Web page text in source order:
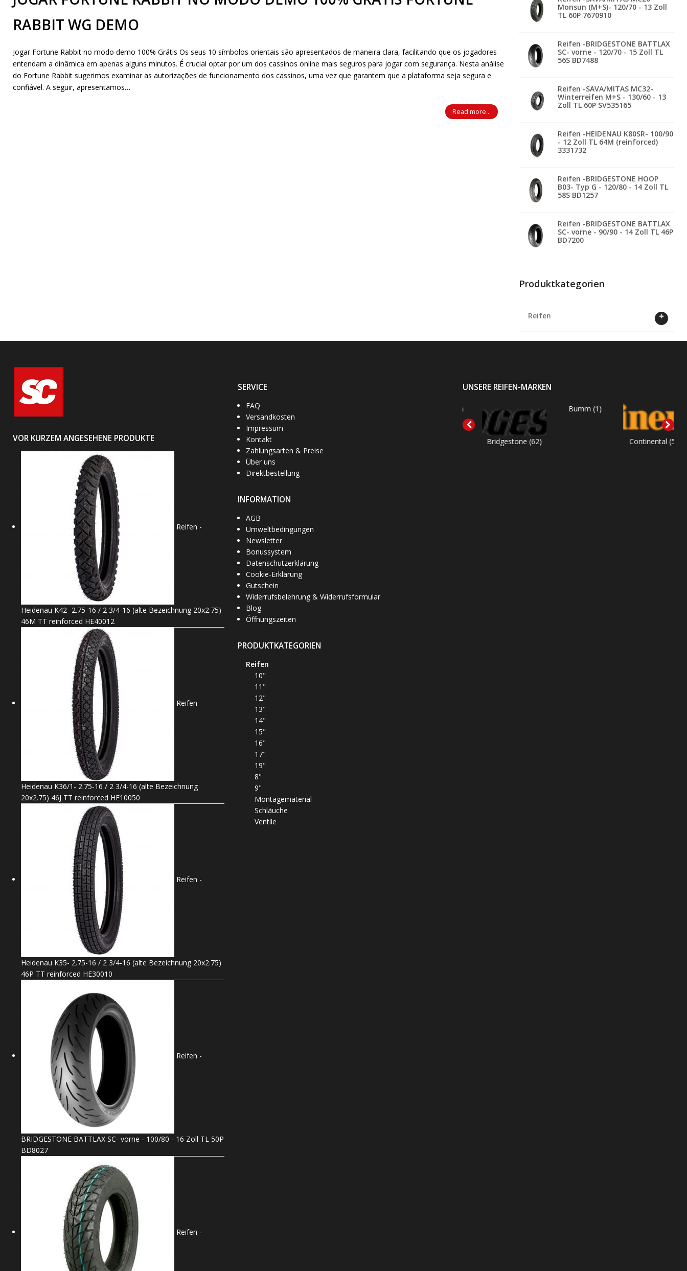
RABBIT WG DEMO
Jogar Fortune Rabbit no modo demo 100% Grátis Os seus 10 símbolos orientais são apresentados de maneira clara, facilitando que os jogadores
entendam a dinâmica em apenas alguns minutos. É crucial optar por um dos cassinos online mais seguros para jogar com segurança. Nesta análise
do Fortune Rabbit sugerimos examinar as autorizações de funcionamento dos cassinos, uma vez que garantem que a plataforma seja segura e
confiável. A seguir, apresentamos…
Read more...
Monsun (M+S)- 120/70 - 13 Zoll
TL 60P 7670910
Reifen -BRIDGESTONE BATTLAX
SC- vorne - 120/70 - 15 Zoll TL
56S BD7488
Reifen -SAVA/MITAS MC32-
Winterreifen M+S - 130/60 - 13
Zoll TL 60P SV535165
Reifen -HEIDENAU K80SR- 100/90
- 12 Zoll TL 64M (reinforced)
3331732
Reifen -BRIDGESTONE HOOP
B03- Typ G - 120/80 - 14 Zoll TL
58S BD1257
Reifen -BRIDGESTONE BATTLAX
SC- vorne - 90/90 - 14 Zoll TL 46P
BD7200
Produktkategorien
Reifen
VOR KURZEM ANGESEHENE PRODUKTE
Reifen -
Heidenau K42- 2.75-16 / 2 3/4-16 (alte Bezeichnung 20x2.75)
46M TT reinforced HE40012
Reifen -
Heidenau K36/1- 2.75-16 / 2 3/4-16 (alte Bezeichnung
20x2.75) 46J TT reinforced HE10050
Reifen -
Heidenau K35- 2.75-16 / 2 3/4-16 (alte Bezeichnung 20x2.75)
46P TT reinforced HE30010
Reifen -
BRIDGESTONE BATTLAX SC- vorne - 100/80 - 16 Zoll TL 50P
BD8027
Reifen -
SERVICE
FAQ
Versandkosten
Impressum
Kontakt
Zahlungsarten & Preise
Über uns
Direktbestellung
INFORMATION
AGB
Umweltbedingungen
Newsletter
Bonussystem
Datenschutzerklärung
Cookie-Erklärung
Gutschein
Widerrufsbelehrung & Widerrufsformular
Blog
Öffnungszeiten
PRODUKTKATEGORIEN
Reifen
10"
11"
12"
13"
14"
15"
16"
17"
19"
8"
9"
Montagematerial
Schläuche
Ventile
UNSERE REIFEN-MARKEN
Bridgestone(62)
Bumm(1)
Continental(53)